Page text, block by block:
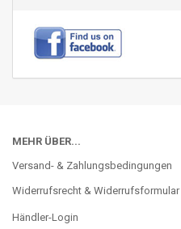
MEHR ÜBER...
Versand- & Zahlungsbedingungen
Widerrufsrecht & Widerrufsformular
Händler-Login